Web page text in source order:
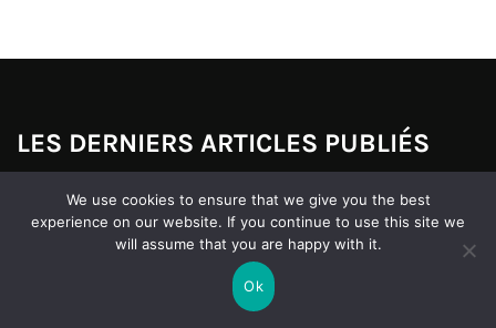
LES DERNIERS ARTICLES PUBLIÉS
SANTÉ
Les multiples
SANTÉ
Soulagez
We use cookies to ensure that we give you the best
experience on our website. If you continue to use this site we
will assume that you are happy with it.
Ok